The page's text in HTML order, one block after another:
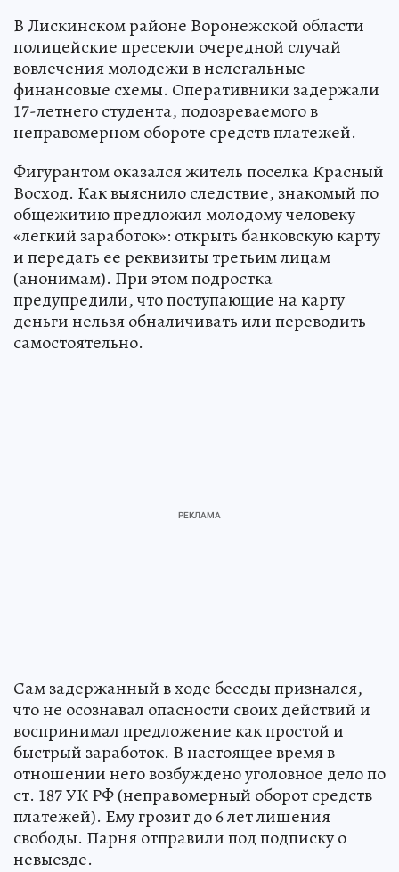
В Лискинском районе Воронежской области
полицейские пресекли очередной случай
вовлечения молодежи в нелегальные
финансовые схемы. Оперативники задержали
17-летнего студента, подозреваемого в
неправомерном обороте средств платежей.
Фигурантом оказался житель поселка Красный
Восход. Как выяснило следствие, знакомый по
общежитию предложил молодому человеку
«легкий заработок»: открыть банковскую карту
и передать ее реквизиты третьим лицам
(анонимам). При этом подростка
предупредили, что поступающие на карту
деньги нельзя обналичивать или переводить
самостоятельно.
Сам задержанный в ходе беседы признался,
что не осознавал опасности своих действий и
воспринимал предложение как простой и
быстрый заработок. В настоящее время в
отношении него возбуждено уголовное дело по
ст. 187 УК РФ (неправомерный оборот средств
платежей). Ему грозит до 6 лет лишения
свободы. Парня отправили под подписку о
невыезде.